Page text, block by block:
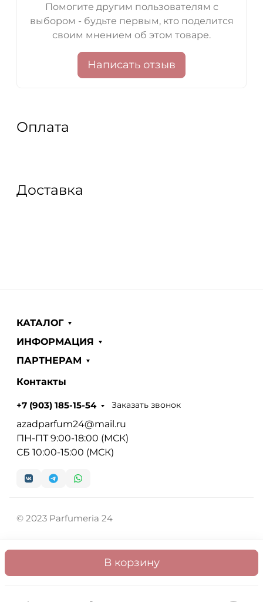
В корзину
Помогите другим пользователям с
выбором - будьте первым, кто поделится
своим мнением об этом товаре.
Написать отзыв
Оплата
Доставка
КАТАЛОГ
ИНФОРМАЦИЯ
ПАРТНЕРАМ
Контакты
+7 (903) 185-15-54 Заказать звонок
azadparfum24@mail.ru
ПН-ПТ 9:00-18:00 (МСК)
СБ 10:00-15:00 (МСК)
© 2023 Parfumeria 24